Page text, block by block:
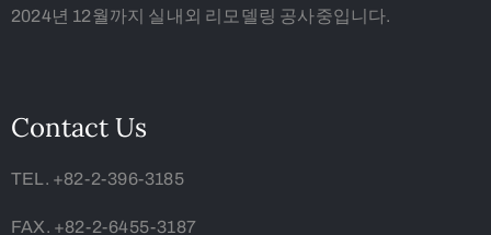
2024년 12월까지 실내외 리모델링 공사중입니다.
Contact Us
TEL. +82-2-396-3185
FAX. +82-2-6455-3187